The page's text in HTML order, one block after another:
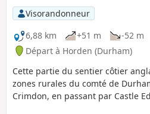
Visorandonneur
6,88 km
+51 m -52 m
Départ à Horden (Durham)
Cette partie du sentier côtier
zones rurales du comté de
Crimdon, en passant par Castle